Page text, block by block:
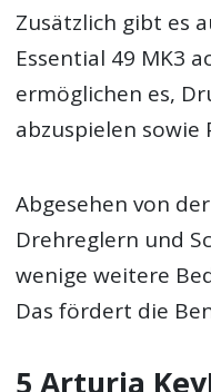
Zusätzlich gibt es
Essential 49 MK3
ermöglichen es,
abzuspielen sowie
Abgesehen von
Drehreglern und
wenige weitere
Das fördert die
5 Arturia